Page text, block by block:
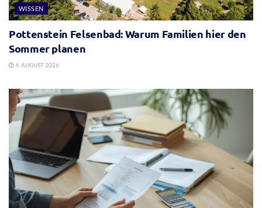
WISSEN
Pottenstein Felsenbad: Warum Familien hier den
Sommer planen
4. AUGUST 2026